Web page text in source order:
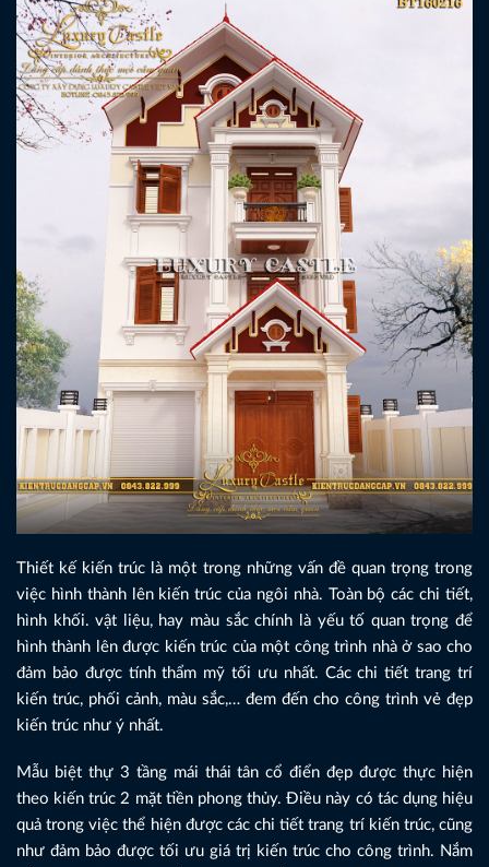
Thiết kế kiến trúc là một trong những vấn đề quan trọng trong
việc hình thành lên kiến trúc của ngôi nhà. Toàn bộ các chi tiết,
hình khối. vật liệu, hay màu sắc chính là yếu tố quan trọng để
hình thành lên được kiến trúc của một công trình nhà ở sao cho
đảm bảo được tính thẩm mỹ tối ưu nhất. Các chi tiết trang trí
kiến trúc, phối cảnh, màu sắc,… đem đến cho công trình vẻ đẹp
kiến trúc như ý nhất.
Mẫu biệt thự 3 tầng mái thái tân cổ điển đẹp được thực hiện
theo kiến trúc 2 mặt tiền phong thủy. Điều này có tác dụng hiệu
quả trong việc thể hiện được các chi tiết trang trí kiến trúc, cũng
như đảm bảo được tối ưu giá trị kiến trúc cho công trình. Nắm